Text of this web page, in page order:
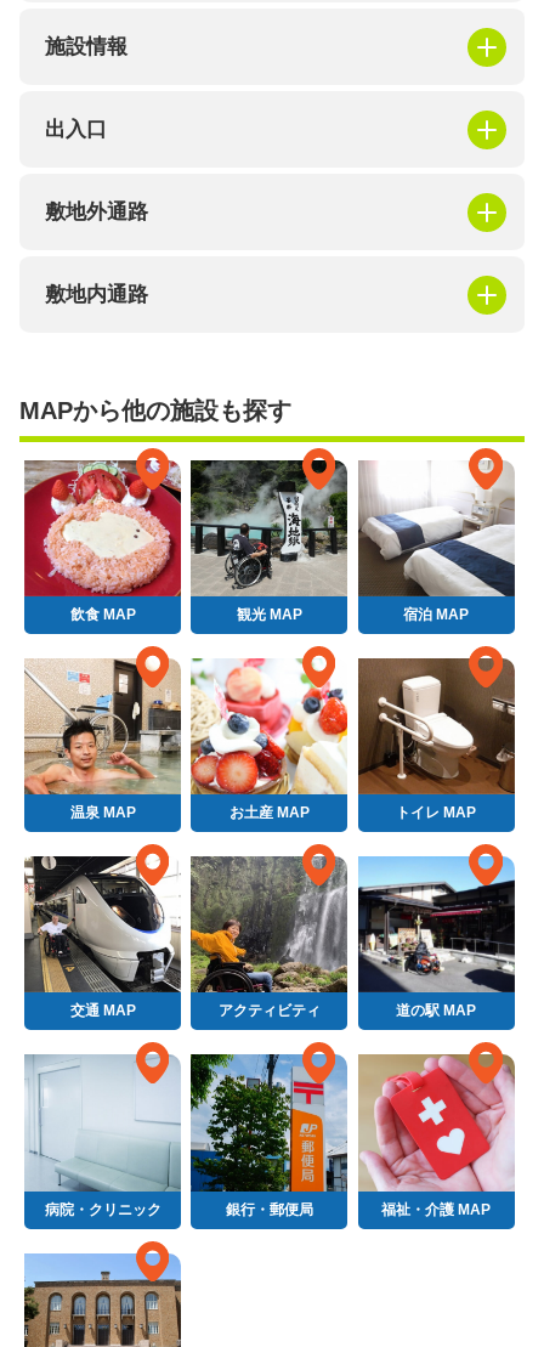
施設情報
出入口
敷地外通路
敷地内通路
MAPから他の施設も探す
飲食 MAP 観光 MAP 宿泊 MAP
温泉 MAP お土産 MAP トイレ MAP
交通 MAP アクティビティ 道の駅 MAP
病院・クリニック 銀行・郵便局 福祉・介護 MAP